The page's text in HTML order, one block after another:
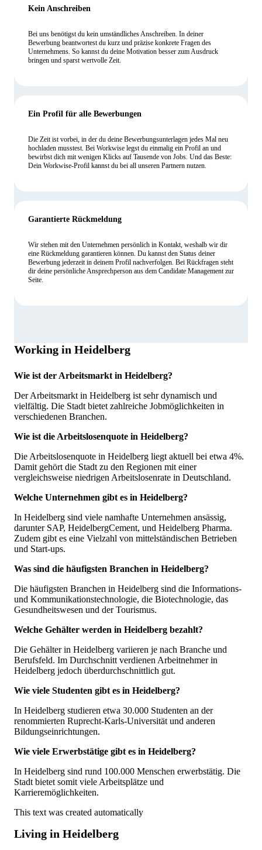
Kein Anschreiben
Bei uns benötigst du kein umständliches Anschreiben. In deiner
Bewerbung beantwortest du kurz und präzise konkrete Fragen des
Unternehmens. So kannst du deine Motivation besser zum Ausdruck
bringen und sparst wertvolle Zeit.
Ein Profil für alle Bewerbungen
Die Zeit ist vorbei, in der du deine Bewerbungsunterlagen jedes Mal neu
hochladen musstest. Bei Workwise legst du einmalig ein Profil an und
bewirbst dich mit wenigen Klicks auf Tausende von Jobs. Und das Beste:
Dein Workwise-Profil kannst du bei all unseren Partnern nutzen.
Garantierte Rückmeldung
Wir stehen mit den Unternehmen persönlich in Kontakt, weshalb wir dir
eine Rückmeldung garantieren können. Du kannst den Status deiner
Bewerbung jederzeit in deinem Profil nachverfolgen. Bei Rückfragen steht
dir deine persönliche Ansprechperson aus dem Candidate Management zur
Seite.
Working in Heidelberg
Wie ist der Arbeitsmarkt in Heidelberg?
Der Arbeitsmarkt in Heidelberg ist sehr dynamisch und
vielfältig. Die Stadt bietet zahlreiche Jobmöglichkeiten in
verschiedenen Branchen.
Wie ist die Arbeitslosenquote in Heidelberg?
Die Arbeitslosenquote in Heidelberg liegt aktuell bei etwa 4%.
Damit gehört die Stadt zu den Regionen mit einer
vergleichsweise niedrigen Arbeitslosenrate in Deutschland.
Welche Unternehmen gibt es in Heidelberg?
In Heidelberg sind viele namhafte Unternehmen ansässig,
darunter SAP, HeidelbergCement, und Heidelberg Pharma.
Zudem gibt es eine Vielzahl von mittelständischen Betrieben
und Start-ups.
Was sind die häufigsten Branchen in Heidelberg?
Die häufigsten Branchen in Heidelberg sind die Informations-
und Kommunikationstechnologie, die Biotechnologie, das
Gesundheitswesen und der Tourismus.
Welche Gehälter werden in Heidelberg bezahlt?
Die Gehälter in Heidelberg variieren je nach Branche und
Berufsfeld. Im Durchschnitt verdienen Arbeitnehmer in
Heidelberg jedoch überdurchschnittlich gut.
Wie viele Studenten gibt es in Heidelberg?
In Heidelberg studieren etwa 30.000 Studenten an der
renommierten Ruprecht-Karls-Universität und anderen
Bildungseinrichtungen.
Wie viele Erwerbstätige gibt es in Heidelberg?
In Heidelberg sind rund 100.000 Menschen erwerbstätig. Die
Stadt bietet somit viele Arbeitsplätze und
Karrieremöglichkeiten.
This text was created automatically
Living in Heidelberg